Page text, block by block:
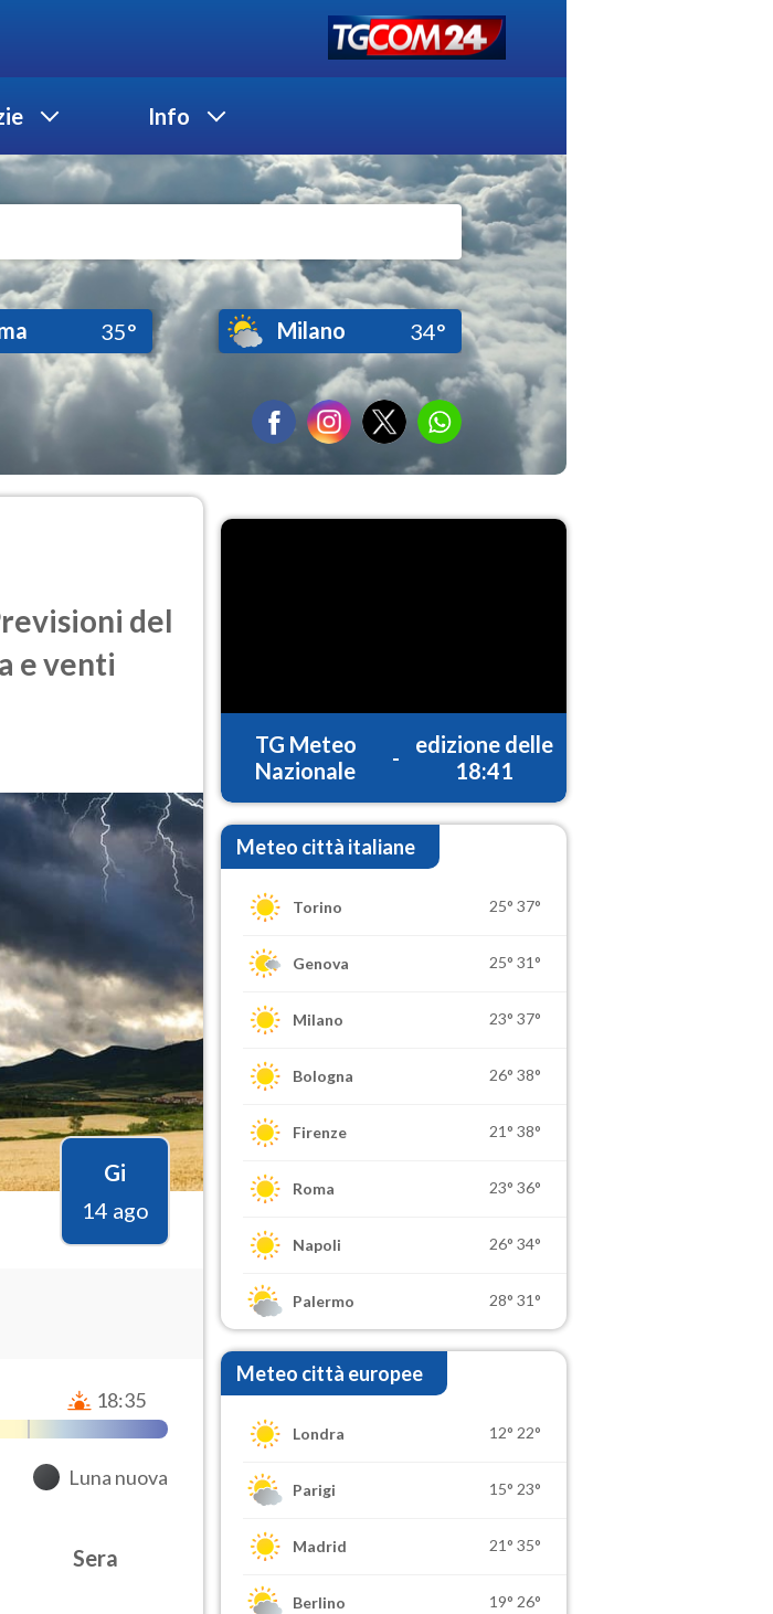
Info
35° Milano 34°
del
e venti
Gi
14 ago
18:35
Luna nuova
Sera
TG Meteo
Nazionale
-
edizione delle
18:41
Meteo città italiane
Torino 25° 37°
Genova 25° 31°
Milano 23° 37°
Bologna 26° 38°
Firenze 21° 38°
Roma 23° 36°
Napoli 26° 34°
Palermo 28° 31°
Meteo città europee
Londra 12° 22°
Parigi 15° 23°
Madrid 21° 35°
Berlino 19° 26°